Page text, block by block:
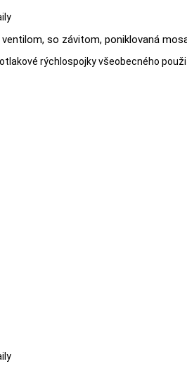
ventilom, so závitom, poniklovaná
rýchlospojky všeobecného